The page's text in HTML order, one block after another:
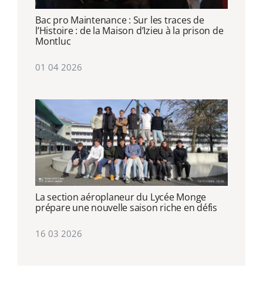
Bac pro Maintenance : Sur les traces de
l’Histoire : de la Maison d’Izieu à la prison de
Montluc
01 04 2026
La section aéroplaneur du Lycée Monge
prépare une nouvelle saison riche en défis
16 03 2026